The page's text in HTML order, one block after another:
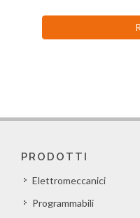
PRODOTTI
Elettromeccanici
Programmabili